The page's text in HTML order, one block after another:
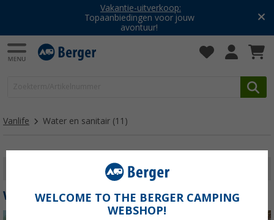
Vakantie-uitverkoop:
Topaanbiedingen voor jouw
avontuur!
Vanlife Water en sanitair (11)
FILTER WEERGEVEN
WATER EN SANITAIR
WELCOME TO THE BERGER CAMPING
WEBSHOP!